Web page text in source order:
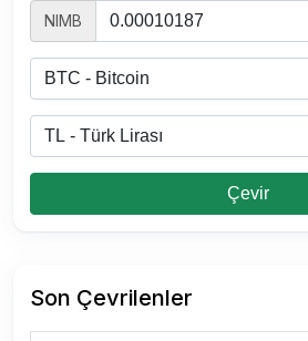
NIMB
Çevir
Son Çevrilenler